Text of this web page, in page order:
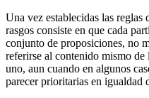
Una vez establecidas las reglas
rasgos consiste en que cada
conjunto de proposiciones, no
referirse al contenido mismo
uno, aun cuando en algunos
parecer prioritarias en igualdad